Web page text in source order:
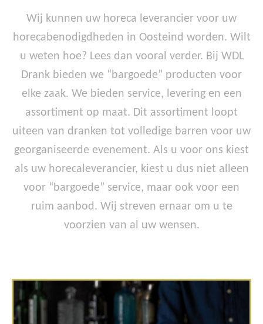
Wij kunnen uw horeca leverancier voor uw
horecabenodigdheden in Oosteind worden. Wilt
u weten hoe? Lees dan vooral verder. Bij WDL
Drank bieden we “bargoede” producten voor
elke zaak. We bieden service, levering en een
assortiment op maat. Dit assortiment loopt
uiteen van dranken tot volledige barren voor uw
georganiseerde evenement. Als u voor ons kiest
als uw horecaleverancier, kiest u dus niet alleen
voor “bargoede” service, maar ook voor een
ruim aanbod. Wij streven ernaar om u te
voorzien van al uw wensen.